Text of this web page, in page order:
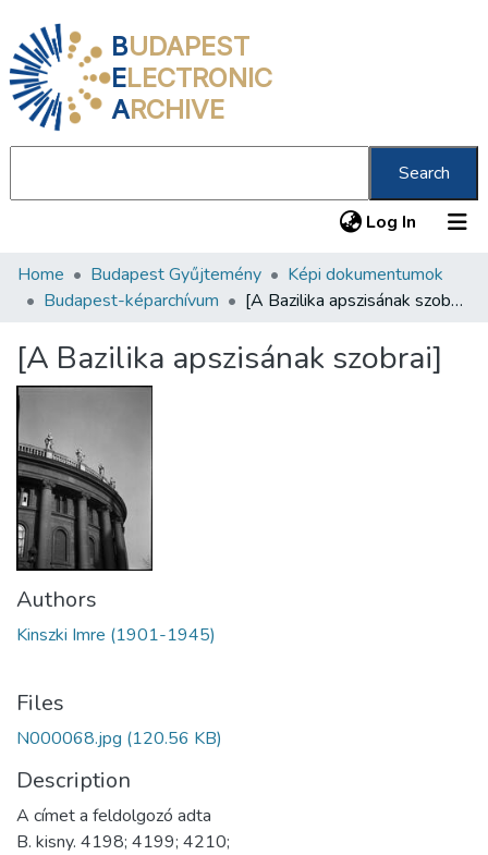
BUDAPEST
ELECTRONIC
ARCHIVE
Search
Log In (current)
Communities & Collections
Statistics
About us
Home Budapest Gyűjtemény
Képi dokumentumok
Budapest-képarchívum
[A Bazilika apszisának szobrai]
[A Bazilika apszisának szobrai]
Authors
Kinszki Imre (1901-1945)
Files
N000068.jpg (120.56 KB)
Description
A címet a feldolgozó adta
B. kisny. 4198; 4199; 4210;